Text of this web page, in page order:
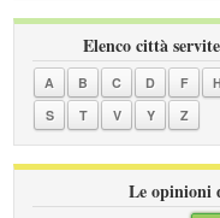
Elenco città
A B C D F H
S
T V Y Z
Le opinioni